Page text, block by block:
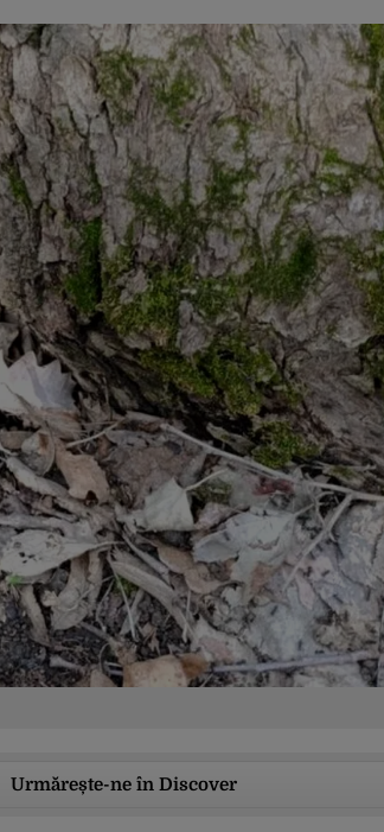
Urmărește-ne în Discover